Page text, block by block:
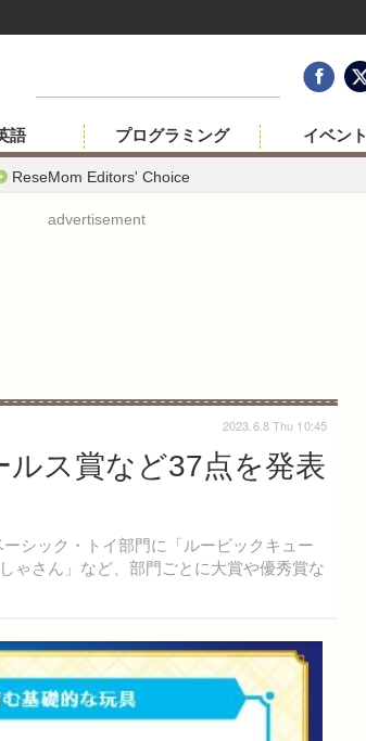
ReseMom Editors' Choice
語 プログラミング イベント
advertisement
ルス賞など37点を発表
シック・トイ部門に「ルービックキュー
ゃさん」など、部門ごとに大賞や優秀賞な
2023.6.8 Thu 10:45